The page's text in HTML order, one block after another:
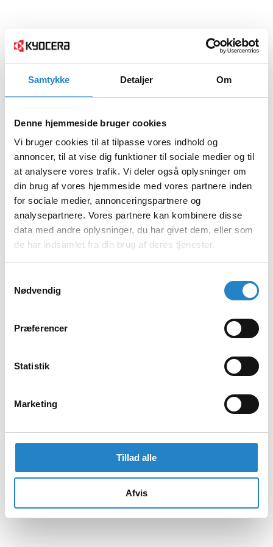
Samtykke Detaljer Om
Denne hjemmeside bruger cookies
Vi bruger cookies til at tilpasse vores indhold og
annoncer, til at vise dig funktioner til sociale medier og til
at analysere vores trafik. Vi deler også oplysninger om
din brug af vores hjemmeside med vores partnere inden
for sociale medier, annonceringspartnere og
analysepartnere. Vores partnere kan kombinere disse
data med andre oplysninger, du har givet dem, eller som
de har indsamlet fra din brug af deres tjenester.
Nødvendig
Præferencer
Statistik
Marketing
Tillad alle
Afvis